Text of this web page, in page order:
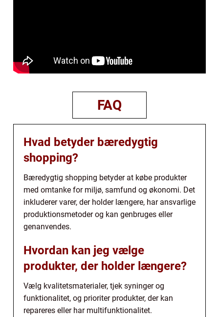
FAQ
Hvad betyder bæredygtig
shopping?
Bæredygtig shopping betyder at købe produkter
med omtanke for miljø, samfund og økonomi. Det
inkluderer varer, der holder længere, har ansvarlige
produktionsmetoder og kan genbruges eller
genanvendes.
Hvordan kan jeg vælge
produkter, der holder længere?
Vælg kvalitetsmaterialer, tjek syninger og
funktionalitet, og prioriter produkter, der kan
repareres eller har multifunktionalitet.